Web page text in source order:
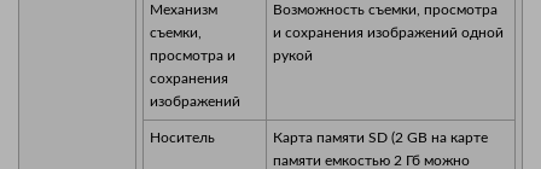
Механизм
съемки,
просмотра и
сохранения
изображений
Возможность съемки, просмотра
и сохранения изображений одной
рукой
Носитель
Карта памяти SD (2 GB на карте
памяти емкостью 2 Гб можно